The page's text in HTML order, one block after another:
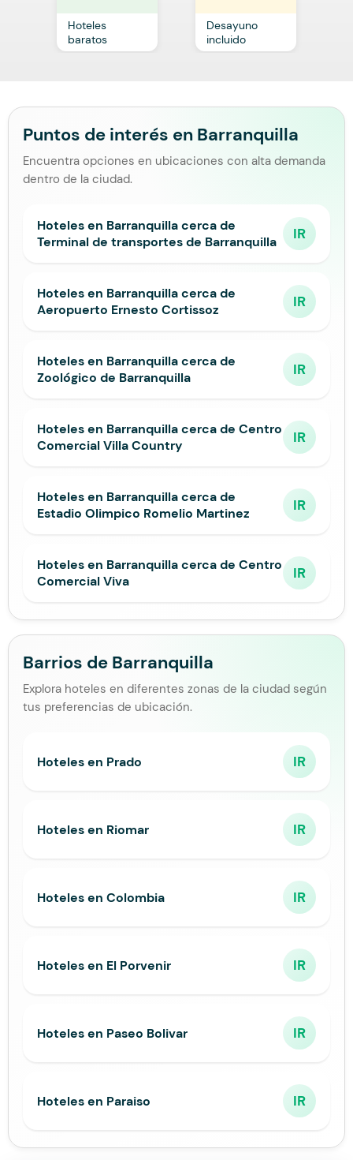
Hoteles
baratos
Desayuno
incluido
Puntos de interés en Barranquilla
Encuentra opciones en ubicaciones con alta demanda
dentro de la ciudad.
Hoteles en Barranquilla cerca de
Terminal de transportes de Barranquilla
IR
Hoteles en Barranquilla cerca de
Aeropuerto Ernesto Cortissoz
IR
Hoteles en Barranquilla cerca de
Zoológico de Barranquilla
IR
Hoteles en Barranquilla cerca de Centro
Comercial Villa Country
IR
Hoteles en Barranquilla cerca de
Estadio Olimpico Romelio Martinez
IR
Hoteles en Barranquilla cerca de Centro
Comercial Viva
IR
Barrios de Barranquilla
Explora hoteles en diferentes zonas de la ciudad según
tus preferencias de ubicación.
Hoteles en Prado IR
Hoteles en Riomar IR
Hoteles en Colombia IR
Hoteles en El Porvenir IR
Hoteles en Paseo Bolivar IR
Hoteles en Paraiso IR